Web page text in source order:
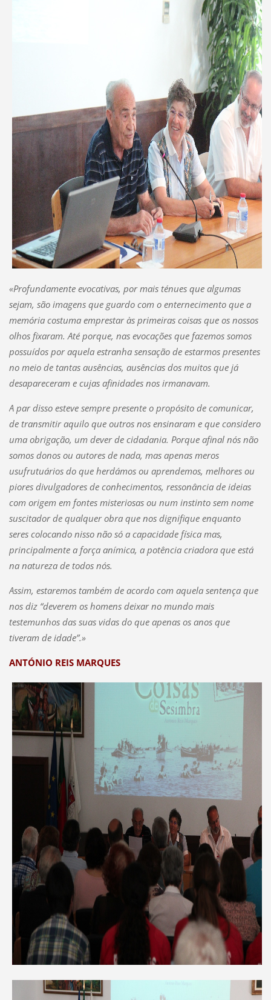
«Profundamente evocativas, por mais ténues que algumas
sejam, são imagens que guardo com o enternecimento que a
memória costuma emprestar às primeiras coisas que os nossos
olhos fixaram. Até porque, nas evocações que fazemos somos
possuídos por aquela estranha sensação de estarmos presentes
no meio de tantas ausências, ausências dos muitos que já
desapareceram e cujas afinidades nos irmanavam.
A par disso esteve sempre presente o propósito de comunicar,
de transmitir aquilo que outros nos ensinaram e que considero
uma obrigação, um dever de cidadania. Porque afinal nós não
somos donos ou autores de nada, mas apenas meros
usufrutuários do que herdámos ou aprendemos, melhores ou
piores divulgadores de conhecimentos, ressonância de ideias
com origem em fontes misteriosas ou num instinto sem nome
suscitador de qualquer obra que nos dignifique enquanto
seres colocando nisso não só a capacidade física mas,
principalmente a força anímica, a potência criadora que está
na natureza de todos nós.
Assim, estaremos também de acordo com aquela sentença que
nos diz “deverem os homens deixar no mundo mais
testemunhos das suas vidas do que apenas os anos que
tiveram de idade”.»
ANTÓNIO REIS MARQUES